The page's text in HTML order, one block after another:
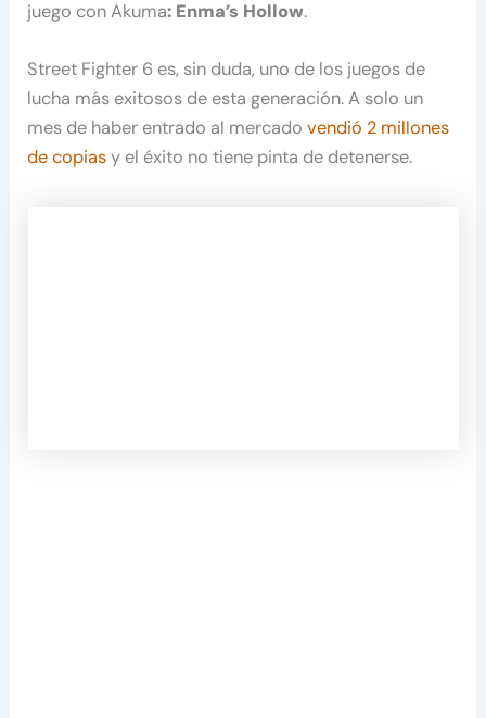
juego con Akuma: Enma’s Hollow.
Street Fighter 6 es, sin duda, uno de los juegos de
lucha más exitosos de esta generación. A solo un
mes de haber entrado al mercadovendió 2 millones
de copiasy el éxito no tiene pinta de detenerse.